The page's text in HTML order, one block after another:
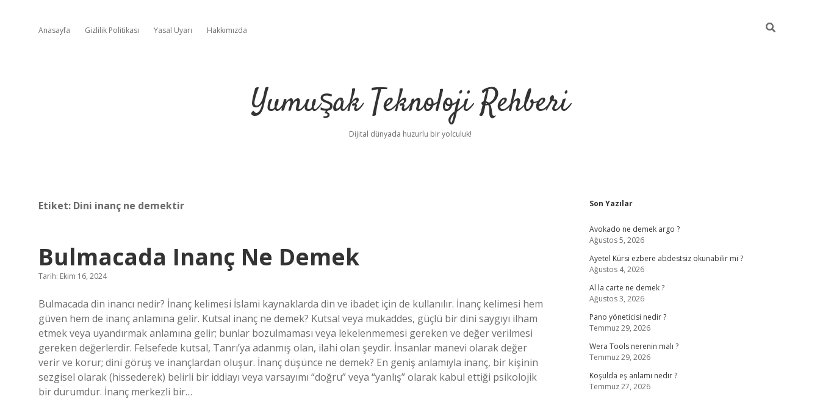
Anasayfa Gizlilik Politikası Yasal Uyarı Hakkımızda
Yumuşak Teknoloji Rehberi
Dijital dünyada huzurlu bir yolculuk!
Etiket: Dini inanç ne demektir
Bulmacada Inanç Ne Demek
Tarih: Ekim 16, 2024
Bulmacada din inancı nedir? İnanç kelimesi İslami kaynaklarda din ve ibadet için de kullanılır. İnanç kelimesi hem
güven hem de inanç anlamına gelir. Kutsal inanç ne demek? Kutsal veya mukaddes, güçlü bir dini saygıyı ilham
etmek veya uyandırmak anlamına gelir; bunlar bozulmaması veya lekelenmemesi gereken ve değer verilmesi
gereken değerlerdir. Felsefede kutsal, Tanrı’ya adanmış olan, ilahi olan şeydir. İnsanlar manevi olarak değer
verir ve korur; dini görüş ve inançlardan oluşur. İnanç düşünce ne demek? En geniş anlamıyla inanç, bir kişinin
sezgisel olarak (hissederek) belirli bir iddiayı veya varsayımı “doğru” veya “yanlış” olarak kabul ettiği psikolojik
bir durumdur. İnanç merkezli bir…
Sidebar
Son Yazılar
Avokado ne demek argo ?
Ağustos 5, 2026
Ayetel Kürsi ezbere abdestsiz okunabilir mi ?
Ağustos 4, 2026
Al la carte ne demek ?
Ağustos 3, 2026
Pano yöneticisi nedir ?
Temmuz 29, 2026
Wera Tools nerenin malı ?
Temmuz 29, 2026
Koşulda eş anlamı nedir ?
Temmuz 27, 2026